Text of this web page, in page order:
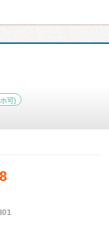
可)